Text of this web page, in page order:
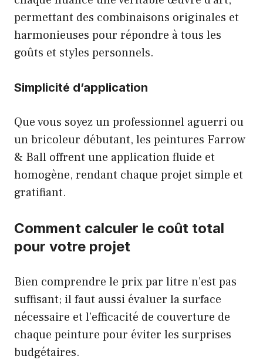
permettant des combinaisons originales et
harmonieuses pour répondre à tous les
goûts et styles personnels.
Simplicité d’application
Que vous soyez un professionnel aguerri ou
un bricoleur débutant, les peintures Farrow
& Ball offrent une application fluide et
homogène, rendant chaque projet simple et
gratifiant.
Comment calculer le coût total
pour votre projet
Bien comprendre le prix par litre n’est pas
suffisant; il faut aussi évaluer la surface
nécessaire et l’efficacité de couverture de
chaque peinture pour éviter les surprises
budgétaires.